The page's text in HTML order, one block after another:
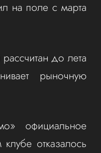
на поле с марта
до лета
рыночную
официальное
отказалось